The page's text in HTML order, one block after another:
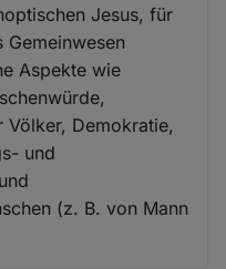
Jesus, für
Gemeinwesen
Aspekte wie
Völker, Demokratie,
und
(z. B. von Mann